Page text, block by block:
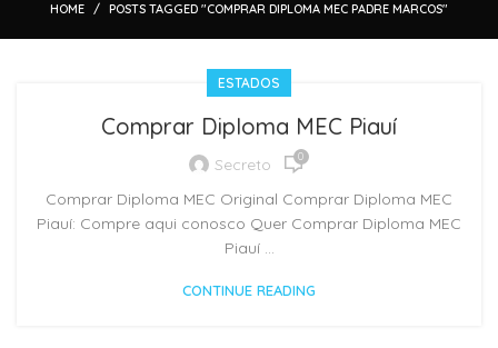
HOME POSTS TAGGED "COMPRAR DIPLOMA MEC PADRE MARCOS"
ESTADOS
Comprar Diploma MEC Piauí
Secreto 0
Comprar Diploma MEC Original Comprar Diploma MEC
Piauí: Compre aqui conosco Quer Comprar Diploma MEC
Piauí ...
CONTINUE READING